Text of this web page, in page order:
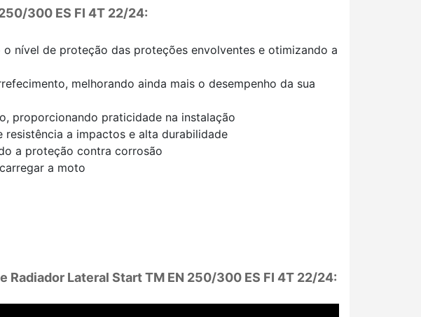
300 ES FI 4T 22/24:
nível de proteção das proteções envolventes e otimizando a
melhorando ainda mais o desempenho da sua
proporcionando praticidade na instalação
a impactos e alta durabilidade
a proteção contra corrosão
a moto
Lateral Start TM EN 250/300 ES FI 4T 22/24: